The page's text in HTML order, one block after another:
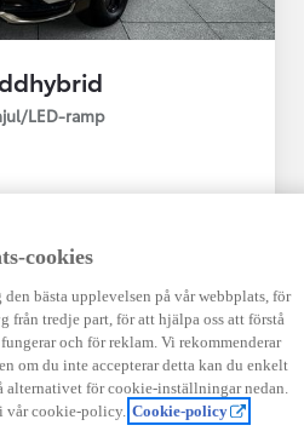
LED-ramp
Automat
Visa mer
cookies
bästa upplevelsen på vår webbplats, för
från tredje part, för att hjälpa oss att förstå
och för reklam. Vi rekommenderar
om du inte accepterar detta kan du enkelt
alternativet för cookie-inställningar nedan.
vår cookie-policy. Cookie-policy